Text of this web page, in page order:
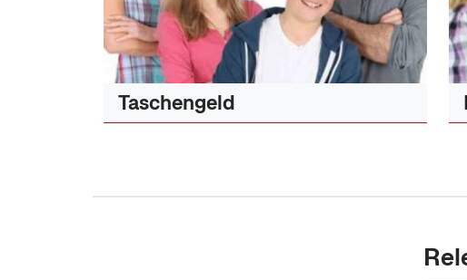
Taschengeld